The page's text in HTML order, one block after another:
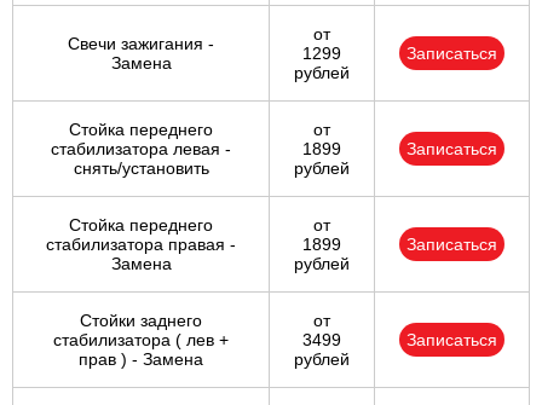
Свечи зажигания -
Замена
от
1299
рублей
Записаться
Стойка переднего
стабилизатора левая -
снять/установить
от
1899
рублей
Записаться
Стойка переднего
стабилизатора правая -
Замена
от
1899
рублей
Записаться
Стойки заднего
стабилизатора ( лев +
прав ) - Замена
от
3499
рублей
Записаться